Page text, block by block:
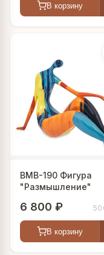
В корзину
BMB-190 Фигура
"Размышление"
6 800 ₽
В корзину